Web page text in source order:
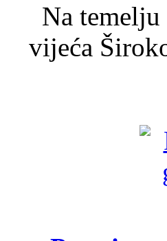
Na
vijeća